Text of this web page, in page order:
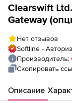
Clearswift
Gateway
Band C
Нет отзывов
Softline -
Производитель:
Скопировать
Описание